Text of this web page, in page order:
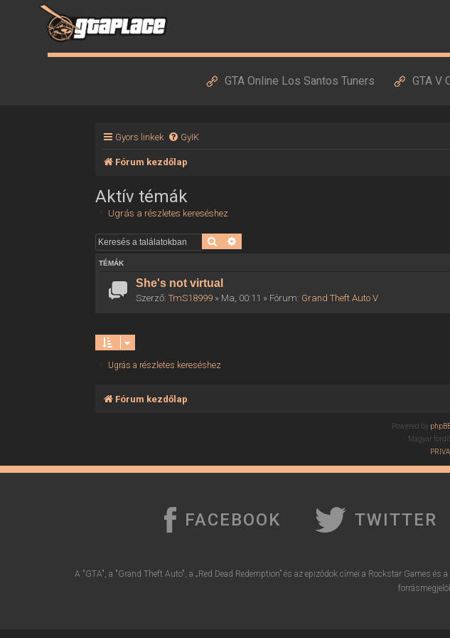
GTA Online Los Santos Tuners GTA V
Gyors linkek GyIK
Fórum kezdőlap
Aktív témák
Ugrás a részletes kereséshez
Keresés
TÉMÁK
She's not virtual
Szerző:TmS18999 » Ma, 00:11 » Fórum: Grand Theft Auto V
Ugrás a részletes kereséshez
Fórum kezdőlap
Powered by
Magyar
FACEBOOK TWITTER
A "GTA", a "Grand Theft Auto", a „Red Dead Redemption” és az epizódok címei a Rockstar Games